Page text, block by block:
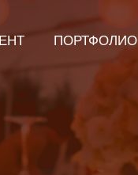
ПОРТФОЛИО